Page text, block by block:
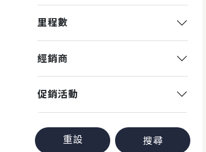
里程數
經銷商
促銷活動
重設 搜尋